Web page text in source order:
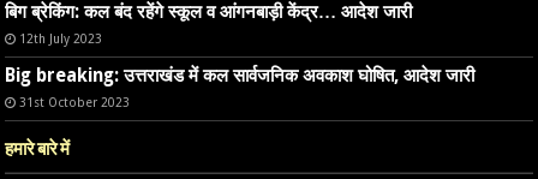
बिग ब्रेकिंग: कल बंद रहेंगे स्कूल व आंगनबाड़ी केंद्र… आदेश जारी
12th July 2023
Big breaking: उत्तराखंड में कल सार्वजनिक अवकाश घोषित, आदेश जारी
31st October 2023
हमारे बारे में